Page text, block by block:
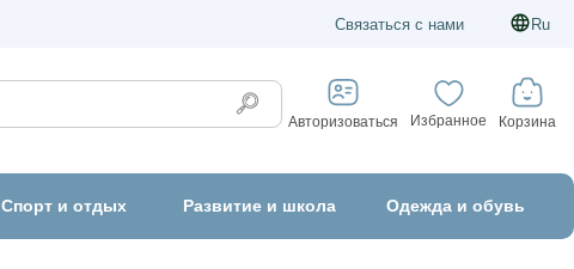
Связаться с нами Ru
Авторизоваться Избранное Корзина
Спорт и отдых Развитие и школа Одежда и обувь